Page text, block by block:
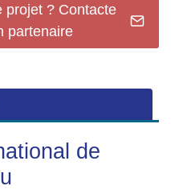
projet ? Contacte
partenaire
de